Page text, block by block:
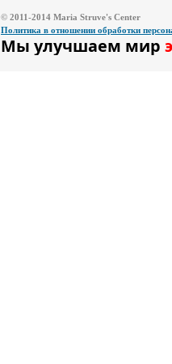
© 2011-2014 Maria Struve's Center
Политика в отношении обработки
Мы улучшаем мир